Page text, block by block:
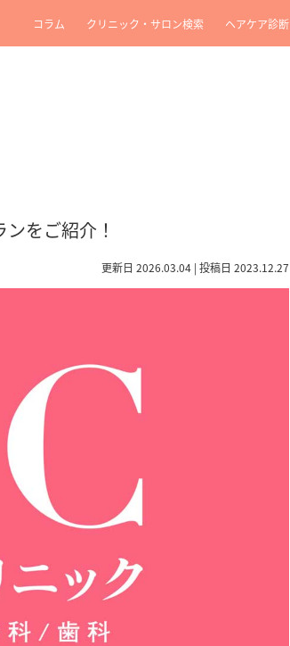
コラム クリニック・サロン検索 ヘアケア診断
をご紹介！
更新日 2026.03.04 | 投稿日 2023.12.27